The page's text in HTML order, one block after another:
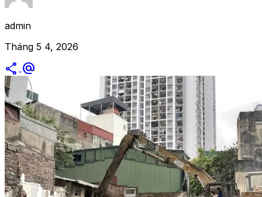
admin
Tháng 5 4, 2026
share alternate_email